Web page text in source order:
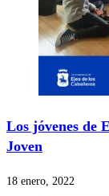
Los jóvenes de
Joven
18 enero, 2022